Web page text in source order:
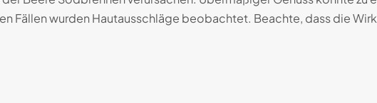
Fällen wurden Hautausschläge beobachtet. Beachte, dass die